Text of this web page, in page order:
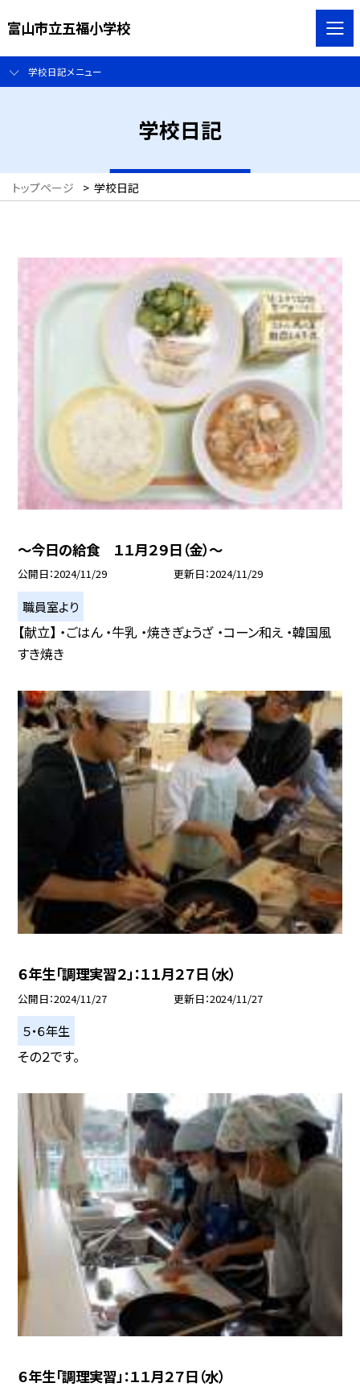
富山市立五福小学校
学校日記メニュー
学校日記
トップページ > 学校日記
〜今日の給食 １１月２９日（金）〜
公開日 2024/11/29 更新日 2024/11/29
職員室より
【献立】 ・ごはん ・牛乳 ・焼きぎょうざ ・コーン和え ・韓国風
すき焼き
６年生「調理実習２」：１１月２７日（水）
公開日 2024/11/27 更新日 2024/11/27
５・６年生
その２です。
６年生「調理実習」：１１月２７日（水）